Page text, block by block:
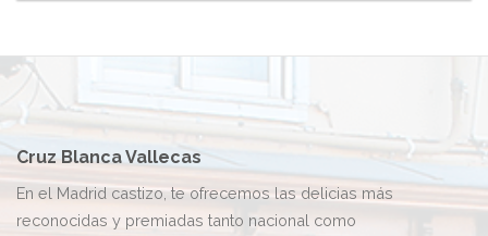
Cruz Blanca Vallecas
En el Madrid castizo, te ofrecemos las delicias más
reconocidas y premiadas tanto nacional como